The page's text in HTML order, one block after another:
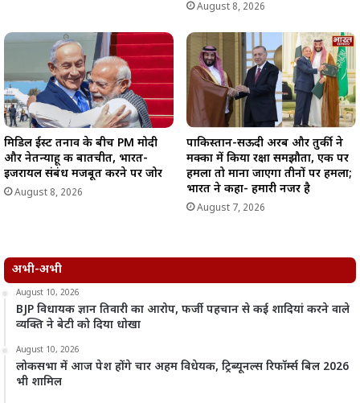
August 8, 2026
मिडिल ईस्ट तनाव के बीच PM मोदी
और नेतन्याहू की बातचीत, भारत-
इजरायल संबंध मजबूत करने पर जोर
August 8, 2026
पाकिस्तान-सऊदी अरब और तुर्की ने
मक्का में किया रक्षा समझौता, एक पर
हमला तो माना जाएगा तीनों पर हमला;
भारत ने कहा- हमारी नजर है
August 7, 2026
अभी-अभी
August 10, 2026
BJP विधायक ज्ञान तिवारी का आरोप, फर्जी पहचान से कई शादियां करने वाले
व्यक्ति ने बेटी को दिया धोखा
August 10, 2026
लोकसभा में आज पेश होंगे चार अहम विधेयक, ट्रिब्यूनल्स रिफॉर्म्स बिल 2026
भी शामिल